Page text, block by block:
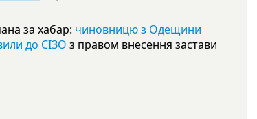
за хабар: чиновницю з Одещини
до СІЗО з правом внесення застави